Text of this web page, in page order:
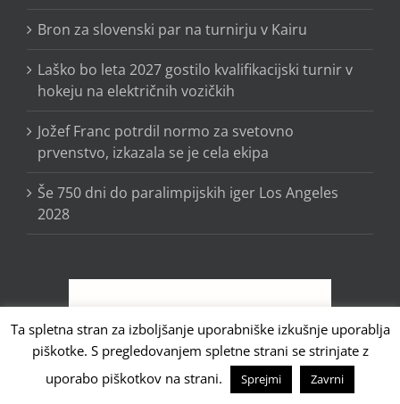
Bron za slovenski par na turnirju v Kairu
Laško bo leta 2027 gostilo kvalifikacijski turnir v
hokeju na električnih vozičkih
Jožef Franc potrdil normo za svetovno
prvenstvo, izkazala se je cela ekipa
Še 750 dni do paralimpijskih iger Los Angeles
2028
Ta spletna stran za izboljšanje uporabniške izkušnje uporablja
piškotke. S pregledovanjem spletne strani se strinjate z
uporabo piškotkov na strani.
Sprejmi Zavrni